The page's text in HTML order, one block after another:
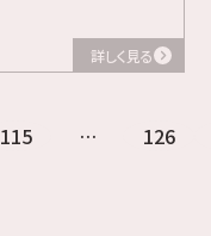
詳しく見る
115 … 126